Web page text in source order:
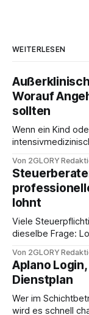
WEITERLESEN
Worauf
sollten
Wenn ein Kind
angewiesen ist,
Frage: Muss die
oder ist ein
Intensivpflege
Von 2GLORY
lohnt
Viele
dieselbe Frage:
erledigen? Die
aus – sobald
zusammentreffen
anstehen, zahlt
Von 2GLORY
Aplano
Dienstplan
Wer im
wird es schnell